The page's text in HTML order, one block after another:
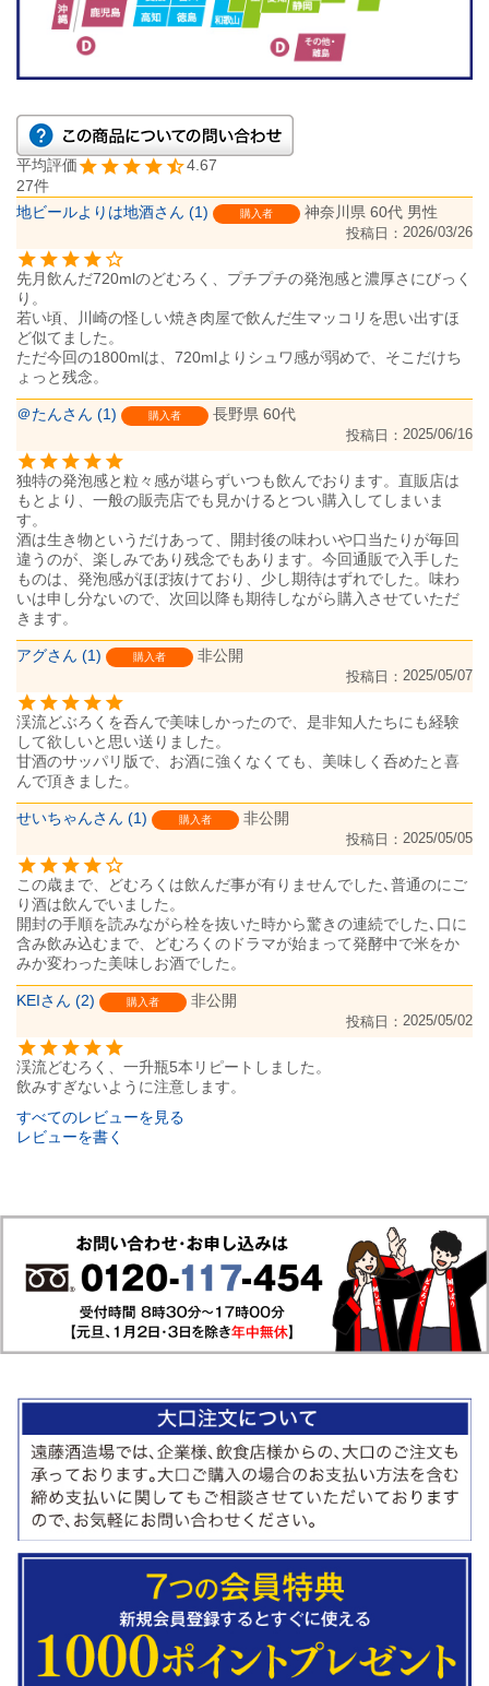
4.67
27
地ビールよりは地酒
1 購入者 神奈川県 60代 男性
投稿日 2026/03/26
先月飲んだ720mlのどむろく、プチプチの発泡感と濃厚さにびっく
り。
若い頃、川崎の怪しい焼き肉屋で飲んだ生マッコリを思い出すほ
ど似てました。
ただ今回の1800mlは、720mlよりシュワ感が弱めで、そこだけち
＠たん 1 購入者 長野県 60代
投稿日 2025/06/16
独特の発泡感と粒々感が堪らずいつも飲んでおります。直販店は
もとより、一般の販売店でも見かけるとつい購入してしまいま
す。
酒は生き物というだけあって、開封後の味わいや口当たりが毎回
違うのが、楽しみであり残念でもあります。今回通販で入手した
ものは、発泡感がほぼ抜けており、少し期待はずれでした。味わ
いは申し分ないので、次回以降も期待しながら購入させていただ
アグ 1 購入者 非公開
投稿日 2025/05/07
渓流どぶろくを呑んで美味しかったので、是非知人たちにも経験
して欲しいと思い送りました。
甘酒のサッパリ版で、お酒に強くなくても、美味しく呑めたと喜
んで頂きました。
せいちゃん 1 購入者 非公開
投稿日 2025/05/05
この歳まで、どむろくは飲んだ事が有りませんでした､普通のにご
り酒は飲んでいました。
開封の手順を読みながら栓を抜いた時から驚きの連続でした､口に
含み飲み込むまで、どむろくのドラマが始まって発酵中で米をか
みか変わった美味しお酒でした。
KEI 2 購入者 非公開
投稿日 2025/05/02
渓流どむろく、一升瓶5本リピートしました。
飲みすぎないように注意します。
すべてのレビューを見る
レビューを書く